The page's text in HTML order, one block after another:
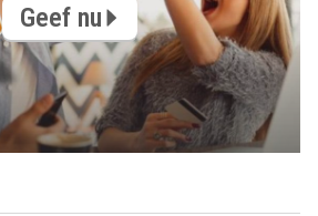
Geef nu